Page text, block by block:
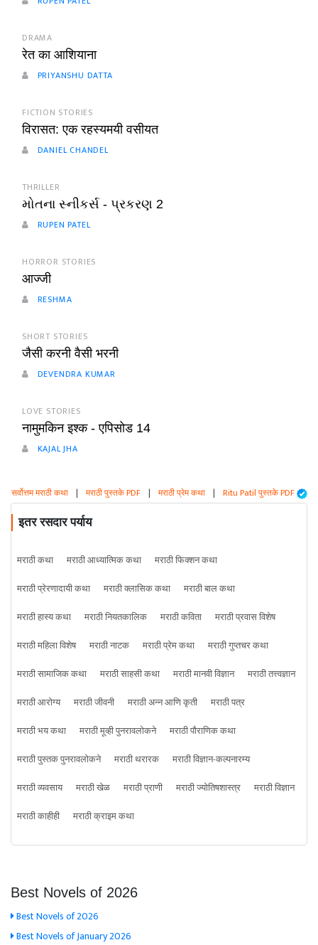
DRAMA
रेत का आशियाना
PRIYANSHU DATTA
FICTION STORIES
विरासत: एक रहस्यमयी वसीयत
DANIEL CHANDEL
THRILLER
મોતના સ્નીકર્સ - પ્રકરણ 2
RUPEN PATEL
HORROR STORIES
आज्जी
RESHMA
SHORT STORIES
जैसी करनी वैसी भरनी
DEVENDRA KUMAR
LOVE STORIES
नामुमकिन इश्क - एपिसोड 14
KAJAL JHA
सर्वोत्तम मराठी कथा | मराठी पुस्तके PDF | मराठी प्रेम कथा | Ritu Patil पुस्तके PDF
इतर रसदार पर्याय
मराठी कथा मराठी आध्यात्मिक कथा
मराठी फिक्शन कथा
मराठी प्रेरणादायी कथा
मराठी क्लासिक कथा
मराठी बाल कथा
मराठी हास्य कथा
मराठी नियतकालिक मराठी कविता
मराठी प्रवास विशेष
मराठी महिला विशेष
मराठी नाटक मराठी प्रेम कथा
मराठी गुप्तचर कथा
मराठी सामाजिक कथा
मराठी साहसी कथा मराठी मानवी विज्ञान
मराठी तत्त्वज्ञान
मराठी आरोग्य
मराठी जीवनी मराठी अन्न आणि कृती
मराठी पत्र
मराठी भय कथा
मराठी मूव्ही पुनरावलोकने
मराठी पौराणिक कथा
मराठी पुस्तक पुनरावलोकने
मराठी थरारक
मराठी विज्ञान-कल्पनारम्य
मराठी व्यवसाय
मराठी खेळ मराठी प्राणी मराठी ज्योतिषशास्त्र
मराठी विज्ञान
मराठी काहीही
मराठी क्राइम कथा
Best Novels of 2026
Best Novels of 2026
Best Novels of January 2026